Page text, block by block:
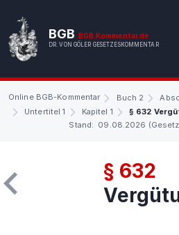
BGB BGB.Kommentar.de
DR. VON GÖLER GESETZESKOMMENTAR
Online BGB-Kommentar Buch 2
Untertitel 1
Kapitel 1
§ 632
Stand: 09.08.2026
§ 632